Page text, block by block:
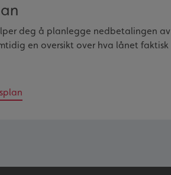
deg å planlegge nedbetalingen av
en oversikt over hva lånet faktisk